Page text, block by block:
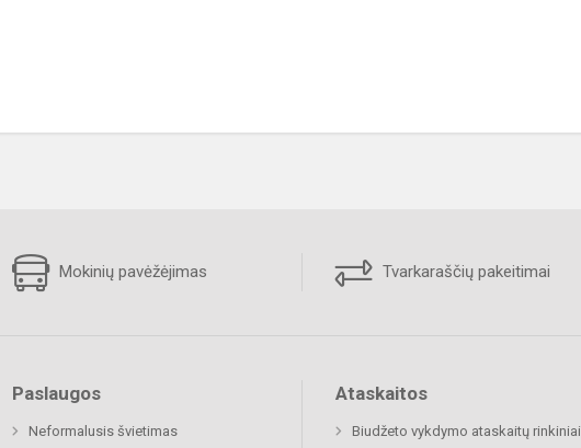
Mokinių pavėžėjimas Tvarkaraščių pakeitimai
Paslaugos
Neformalusis švietimas
Ataskaitos
Biudžeto vykdymo ataskaitų rinkiniai